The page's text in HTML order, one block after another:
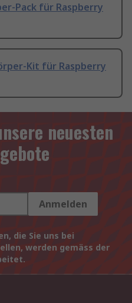
Pack für Raspberry
Kit für Raspberry
neuesten
Anmelden
die Sie uns bei
werden gemäss der